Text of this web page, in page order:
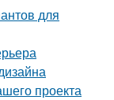
для
проекта